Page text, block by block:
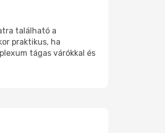
található a
praktikus, ha
tágas várókkal és